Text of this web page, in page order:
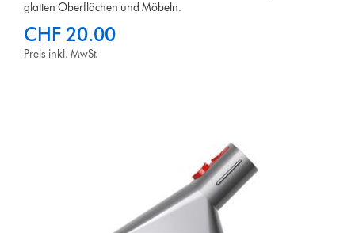
glatten Oberflächen und Möbeln.
CHF 20.00
Preis inkl. MwSt.